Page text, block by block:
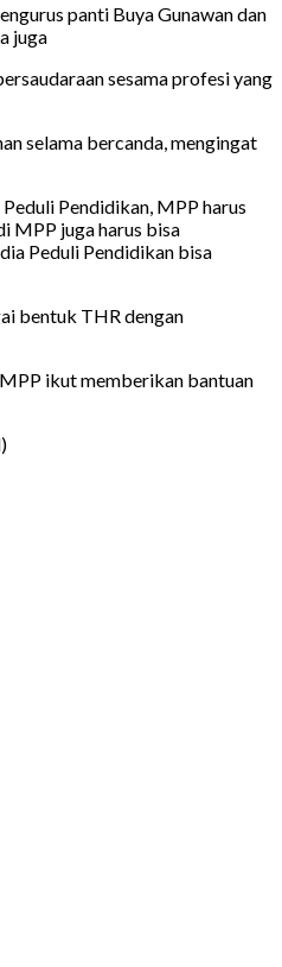
panti Buya Gunawan dan
juga
sesama profesi yang
selama bercanda, mengingat
Pendidikan, MPP harus
MPP juga harus bisa
Peduli Pendidikan bisa
bentuk THR dengan
ikut memberikan bantuan